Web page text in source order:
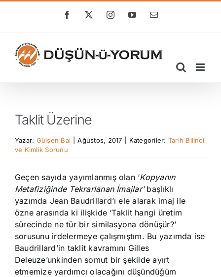
Facebook
X InstagramYouTube
E-
Taklit Üzerine
Yazar: Gülşen Bal Ağustos, 2017 Kategoriler: Tarih Bilinci
ve Kimlik Sorunu
Geçen sayıda yayımlanmış olan ‘Kopyanın
Metafiziğinde Tekrarlanan İmajlar’başlıklı
yazımda Jean Baudrillard’ı ele alarak imaj ile
özne arasında ki ilişkide ‘Taklit hangi üretim
sürecinde ne tür bir similasyona dönüşür?’
sorusunu irdelermeye çalışmıştım. Bu yazımda ise
Baudrillard’in taklit kavramını Gilles
Deleuze’unkinden somut bir şekilde ayırt
etmemize yardımcı olacağını düşündüğüm